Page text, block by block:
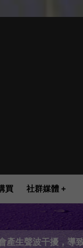
買 社群媒體
產生聲波干擾，導